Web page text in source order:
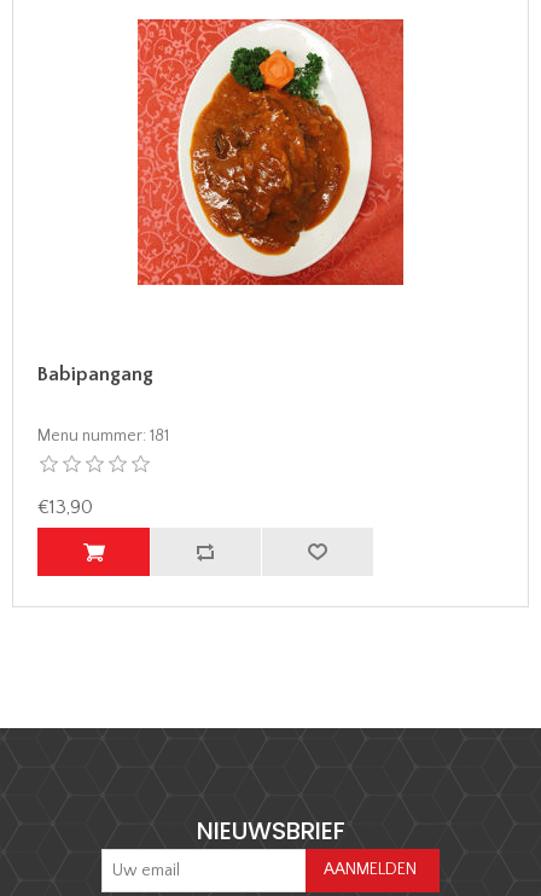
Babipangang
Menu nummer: 181
€13,90
NIEUWSBRIEF